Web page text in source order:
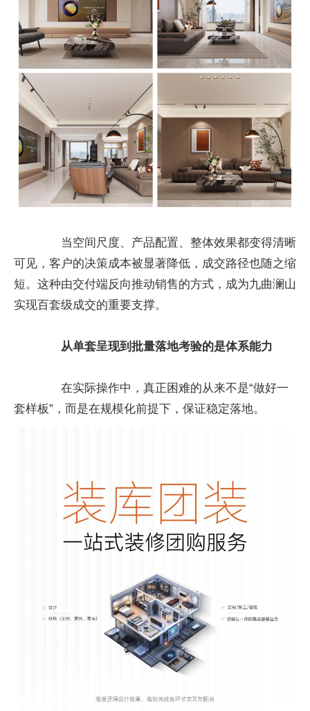
当空间尺度、产品配置、整体效果都变得清晰
可见，客户的决策成本被显著降低，成交路径也随之缩
短。这种由交付端反向推动销售的方式，成为九曲澜山
实现百套级成交的重要支撑。
从单套呈现到批量落地考验的是体系能力
在实际操作中，真正困难的从来不是“做好一
套样板”，而是在规模化前提下，保证稳定落地。